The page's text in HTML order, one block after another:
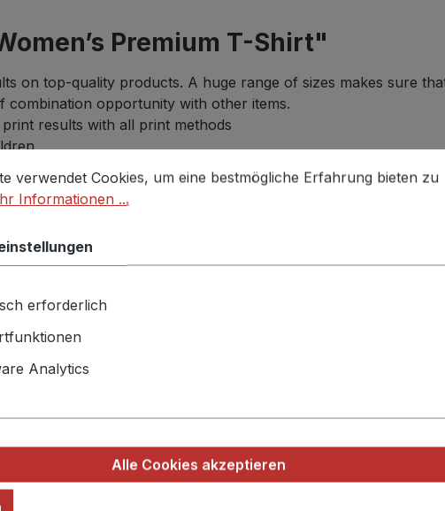
Premium T-Shirt"
on top-quality products. A huge range of sizes makes sure
opportunity with other items.
results with all print methods
50% polyester; heather grey: 85% cotton, 15%
heather ice blue: 95% cotton, 5% polyester)
verwendet Cookies, um eine bestmögliche Erfahrung bieten zu
Informationen ...
erforderlich
Analytics
Alle Cookies akzeptieren